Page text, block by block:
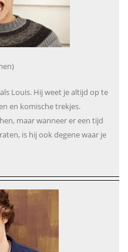
Louis. Hij weet je altijd op te
en komische trekjes.
maar wanneer er een tijd
is hij ook degene waar je